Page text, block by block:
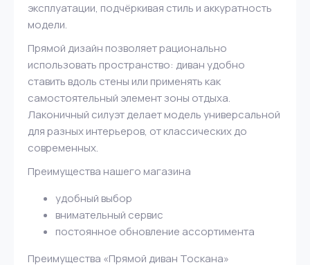
эксплуатации, подчёркивая стиль и аккуратность
модели.
Прямой дизайн позволяет рационально
использовать пространство: диван удобно
ставить вдоль стены или применять как
самостоятельный элемент зоны отдыха.
Лаконичный силуэт делает модель универсальной
для разных интерьеров, от классических до
современных.
Преимущества нашего магазина
удобный выбор
внимательный сервис
постоянное обновление ассортимента
Преимущества «Прямой диван Тоскана»